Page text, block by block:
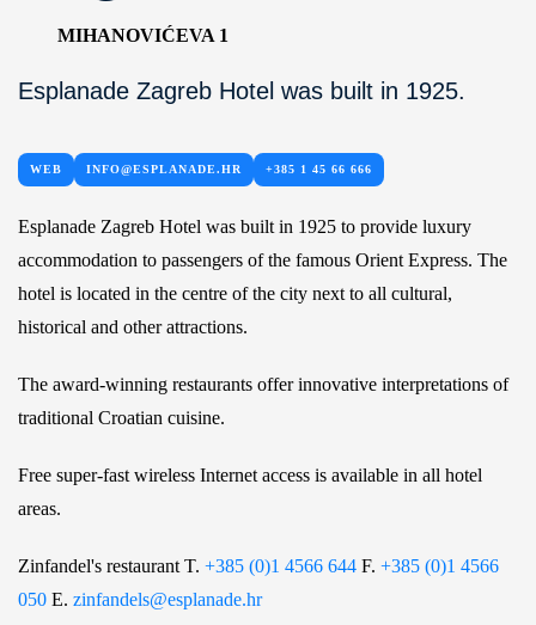
MIHANOVIĆEVA 1
Esplanade Zagreb Hotel was built in 1925.
WEB INFO@ESPLANADE.HR +385 1 45 66 666
Esplanade Zagreb Hotel was built in 1925 to provide luxury
accommodation to passengers of the famous Orient Express. The
hotel is located in the centre of the city next to all cultural,
historical and other attractions.
The award-winning restaurants offer innovative interpretations of
traditional Croatian cuisine.
Free super-fast wireless Internet access is available in all hotel
areas.
Zinfandel's restaurant T. +385 (0)1 4566 644 F. +385 (0)1 4566
050 E. zinfandels@esplanade.hr